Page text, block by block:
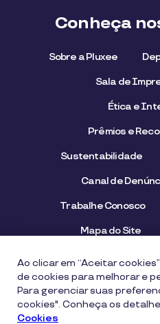
Conheça
Sobre a Pluxee
Sala de
Ética e
Prêmios e
Sustentabilidade
Canal de
Trabalhe Conosco
Mapa do Site
Aviso de Privacidade
Ao clicar em “Aceitar
de cookies para melhorar e
Para gerenciar suas
cookies". Conheça os
Cookies